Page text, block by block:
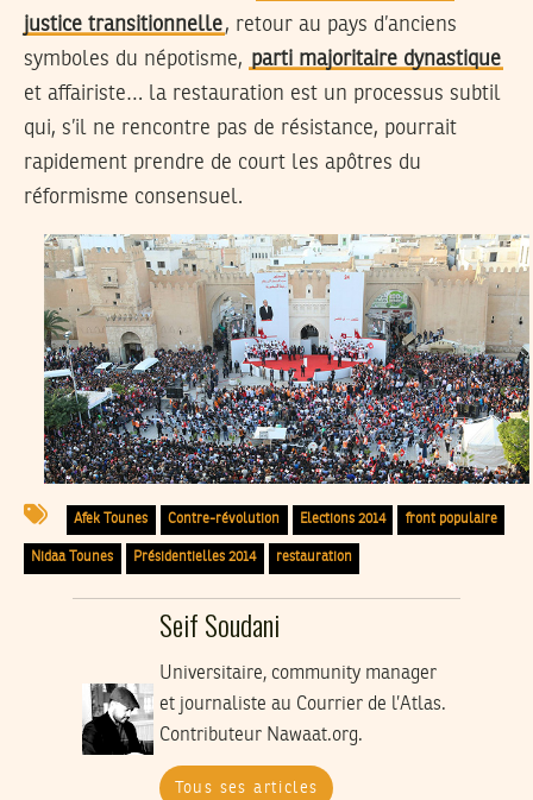
justice transitionnelle, retour au pays d’anciens
symboles du népotisme, parti majoritaire dynastique
et affairiste… la restauration est un processus subtil
qui, s’il ne rencontre pas de résistance, pourrait
rapidement prendre de court les apôtres du
réformisme consensuel.
Afek Tounes Contre-révolution Elections 2014 front populaire
Nidaa Tounes Présidentielles 2014 restauration
Seif Soudani
Universitaire, community manager
et journaliste au Courrier de l’Atlas.
Contributeur Nawaat.org.
Tous ses articles